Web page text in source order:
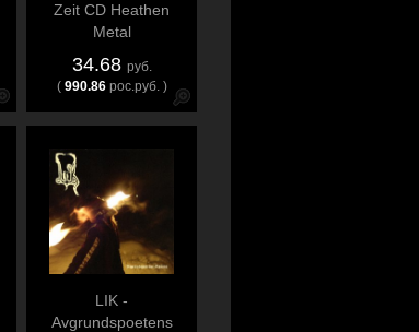
Zeit CD Heathen
Metal
34.68 руб.
( 990.86 рос.руб. )
LIK -
Avgrundspoetens